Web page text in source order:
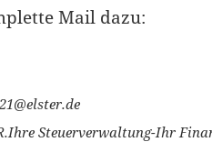
Mail dazu:
Steuerverwaltung-Ihr